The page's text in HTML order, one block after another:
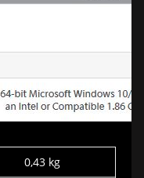
0,43 kg